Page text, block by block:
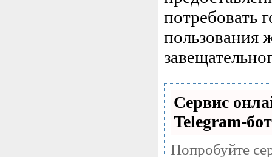
потребовать
Сервис
Telegram-
Попробуйте